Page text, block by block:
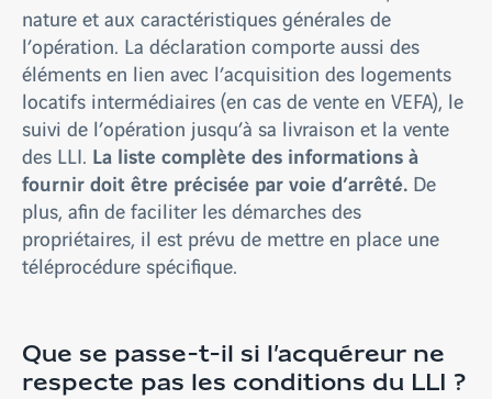
nature et aux caractéristiques générales de
l’opération. La déclaration comporte aussi des
éléments en lien avec l’acquisition des logements
locatifs intermédiaires (en cas de vente en VEFA), le
suivi de l’opération jusqu’à sa livraison et la vente
des LLI. La liste complète des informations à
fournir doit être précisée par voie d’arrêté. De
plus, afin de faciliter les démarches des
propriétaires, il est prévu de mettre en place une
téléprocédure spécifique.
Que se passe-t-il si l’acquéreur ne
respecte pas les conditions du LLI ?